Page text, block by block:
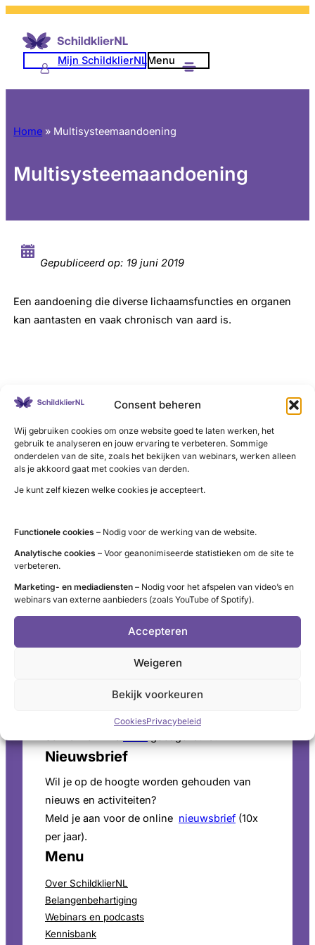
Consent beheren
Wij gebruiken cookies om onze website goed te laten werken, het
gebruik te analyseren en jouw ervaring te verbeteren. Sommige
onderdelen van de site, zoals het bekijken van webinars, werken alleen
als je akkoord gaat met cookies van derden.
Je kunt zelf kiezen welke cookies je accepteert.
Functionele cookies – Nodig voor de werking van de website.
Analytische cookies – Voor geanonimiseerde statistieken om de site te
verbeteren.
Marketing- en mediadiensten – Nodig voor het afspelen van video’s en
webinars van externe aanbieders (zoals YouTube of Spotify).
Accepteren
Weigeren
Bekijk voorkeuren
CookiesPrivacybeleid
Mijn SchildklierNLMenu
Home » Multisysteemaandoening
Multisysteemaandoening
Gepubliceerd op: 19 juni 2019
Een aandoening die diverse lichaamsfuncties en organen
kan aantasten en vaak chronisch van aard is.
LinkedIn
X YouTube
Instagram
Facebook
Contact
info@schildklier.nl
Postbus 60, 3940 AB Doorn
Schildkliertelefoon
Voor een luisterend oor, informatie en
vragen. Ga naar de openingstijden
Pers
Voor persinformatie en mediaverzoeken bekijk
perspagina .
Nieuwsbrief
Wil je op de hoogte worden gehouden van
nieuws en activiteiten?
Meld je aan voor de online nieuwsbrief (10x
per jaar).
Menu
Over SchildklierNL
Belangenbehartiging
Webinars en podcasts
Kennisbank